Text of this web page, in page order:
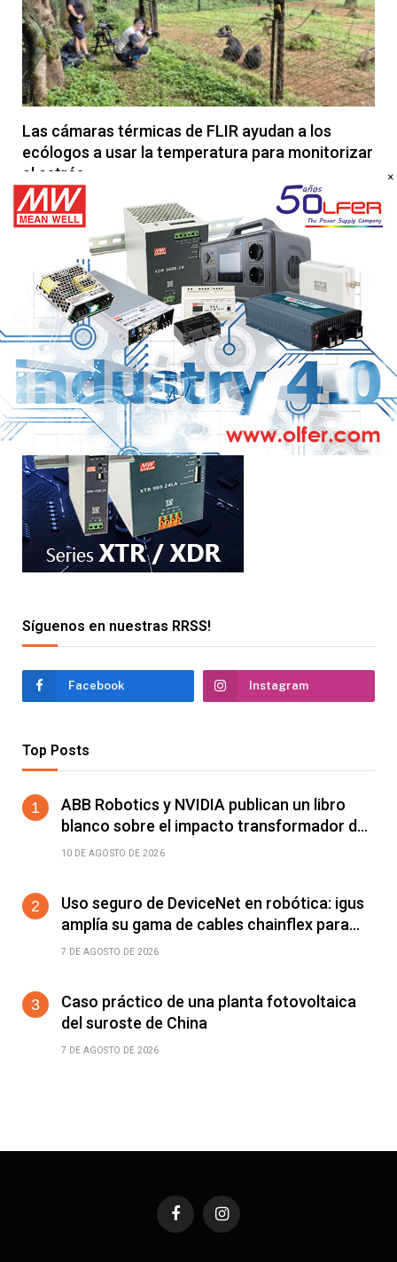
Las cámaras térmicas de FLIR ayudan a los
ecólogos a usar la temperatura para monitorizar
el estrés
22 DE ENERO DE 2026
Las cámaras térmicas de Flir están ayudando a los científicos
de la Universidad de Sussex, en el Reino Unido, a…
Síguenos en nuestras RRSS!
Facebook Instagram
Top Posts
ABB Robotics y NVIDIA publican un libro
blanco sobre el impacto transformador de
la IA física en la fabricación
10 DE AGOSTO DE 2026
Uso seguro de DeviceNet en robótica: igus
amplía su gama de cables chainflex para
torsión de ±360°/m
7 DE AGOSTO DE 2026
Caso práctico de una planta fotovoltaica
del suroste de China
7 DE AGOSTO DE 2026
FacebookInstagram
×